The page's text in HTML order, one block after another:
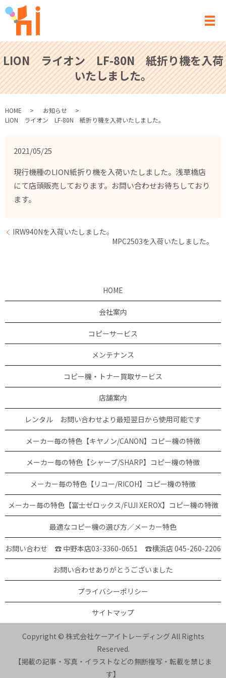
メ
LION ライオン LF-80N 紙折り機を入荷
いたしました。
HOME
お知らせ
LION ライオン LF-80N 紙折り機を入荷いたしました。
2021/05/25
現行機種のLION紙折り機を入荷いたしました。浅草橋店
にて店頭販売しております。お問い合わせお待ちしており
ます。
IRW940Nを入荷いたしました。
MPC2503を入荷いたしました。
HOME
会社案内
コピーサービス
メンテナンス
コピー機・トナー買取サービス
店舗案内
レンタル お問い合わせより最短翌日から使用可能です
メーカー毎の特色【キヤノン/CANON】コピー機の特徴
メーカー毎の特色【シャープ/SHARP】コピー機の特徴
メーカー毎の特色【リコー/RICOH】コピー機の特徴
メーカー毎の特色【富士ゼロックス/FUJI XEROX】コピー機の特徴
最適なコピー機の選び方／メーカー特色
お問い合わせ ☎ 中野本店03-3360-0651 ☎横浜店 045-260-2206
お問い合わせありがとうございました
プライバシーポリシー
サイトマップ
Copyright © 株式会社ケーアイトレーディング All Rights
Reserved.
【掲載の記事・写真・イラストなどの無断複写・転載を禁じま
す】